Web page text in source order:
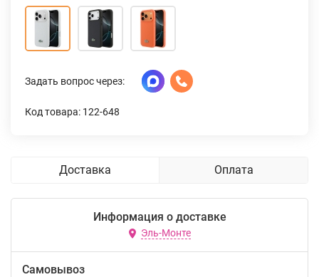
Задать вопрос через:
Код товара: 122-648
Доставка Оплата
Информация о доставке
Эль-Монте
Самовывоз